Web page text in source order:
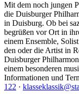
Mit dem noch jungen
die Duisburger
in Duisburg. Ob bei
begrüßen vor Ort in
einem Ensemble,
den oder die Artist in
Duisburger
einem besonderen
Informationen und
122 ·